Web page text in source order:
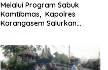
Melalui Program Sabuk
Kamtibmas, Kapolres
Karangasem Salurkan